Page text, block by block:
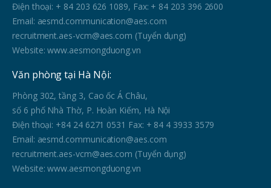
Điện thoại: + 84 203 626 1089, Fax: + 84 203 396 2600
Email: aesmd.communication@aes.com
recruitment.aes-vcm@aes.com (Tuyển dụng)
Website: www.aesmongduong.vn
Văn phòng tại Hà Nội:
Phòng 302, tầng 3, Cao ốc Á Châu,
số 6 phố Nhà Thờ, P. Hoàn Kiếm, Hà Nội
Điện thoại: +84 24 6271 0531 Fax: + 84 4 3933 3579
Email: aesmd.communication@aes.com
recruitment.aes-vcm@aes.com (Tuyển dụng)
Website: www.aesmongduong.vn